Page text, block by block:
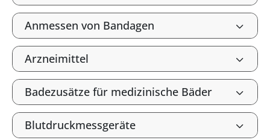
Anmessen von Bandagen
Arzneimittel
Badezusätze für medizinische Bäder
Blutdruckmessgeräte